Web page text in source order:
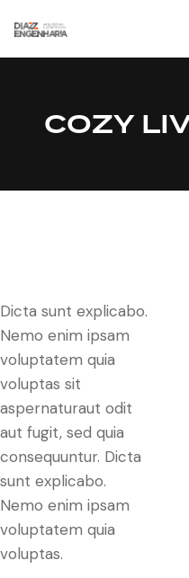
COZY
Dicta sunt explicabo.
Nemo enim ipsam
voluptatem quia
voluptas sit
aspernaturaut odit
aut fugit, sed quia
consequuntur. Dicta
sunt explicabo.
Nemo enim ipsam
voluptatem quia
voluptas.